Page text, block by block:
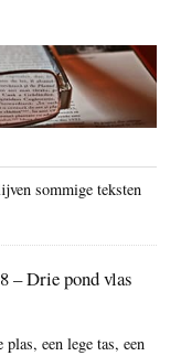
sommige teksten
– Drie pond vlas
een lege tas, een